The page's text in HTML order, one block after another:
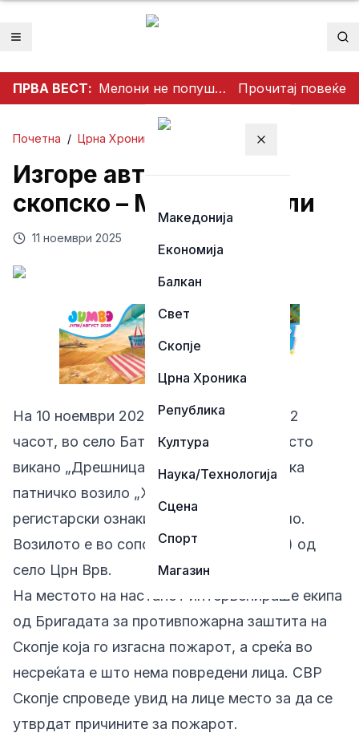
Отвори мени
ПРВА ВЕСТ: Мелони не попушта пред Мадрид: Италија ги задржува контролите со Шпанија Прочитај повеќе
Затвори мени
Македонија
Економија
Балкан
Свет
Скопје
Црна Хроника
Република
Култура
Наука/Технологија
Сцена
Спорт
Магазин
Почетна / Црна Хроника
Изгоре автомобил во
скопско – МВР со детали
11 ноември 2025
На 10 ноември 2025 година, околу 03:22
часот, во село Батинци, скопско, на место
викано „Дрешница“, беше пријавено дека
патничко возило „Хонда“ со скопски
регистарски ознаки целосно се запалило.
Возилото е во сопственост на Н.Р. (43) од
село Црн Врв.
На местото на настанот интервенираше екипа
од Бригадата за противпожарна заштита на
Скопје која го изгасна пожарот, а среќа во
несреќата е што нема повредени лица. СВР
Скопје спроведе увид на лице место за да се
утврдат причините за пожарот.